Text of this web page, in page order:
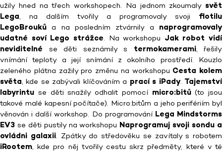
užily hned na třech workshopech. Na jednom zkoumaly svět
Lega, na dalším tvořily a programovaly svoji flotilu
LegoBrouků a na posledním ztvárnily a naprogramovaly
udatné soví Lego strážce. Na workshopu Jak robot vidí
neviditelné se děti seznámily s termokamerami, řešily
vnímání teploty a její snímání z okolního prostředí. Kouzlo
zeleného plátna zažily pro změnu na workshopu Cesta kolem
světa, kde se zabývali klíčováním a prací s iPady. Tajemství
labyrintu se děti snažily odhalit pomocí micro:bitů(to jsou
takové malé kapesní počítače). Micro:bitům a jeho perifériím byl
věnován i další workshop. Do programování Lega Mindstorms
EV3 se děti pustily na workshopu Naprogramuj svoji sondu a
ovládni galaxii. Zpátky do středověku se zavítaly s robotem
iRootem, kde pro něj tvořily cestu skrz předměty, které v té